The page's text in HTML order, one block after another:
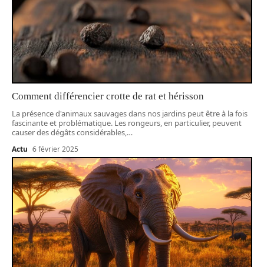
Comment différencier crotte de rat et hérisson
La présence d'animaux sauvages dans nos jardins peut être à la fois
fascinante et problématique. Les rongeurs, en particulier, peuvent
causer des dégâts considérables,…
Actu 6 février 2025